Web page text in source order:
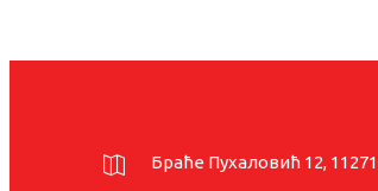
Браће Пухаловић 12,